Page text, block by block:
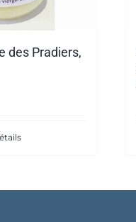
des Pradiers,